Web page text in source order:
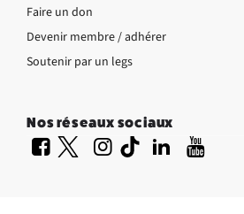
Faire un don
Devenir membre / adhérer
Soutenir par un legs
Nos réseaux sociaux